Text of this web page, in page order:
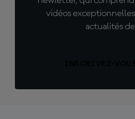
vidéos
actualités